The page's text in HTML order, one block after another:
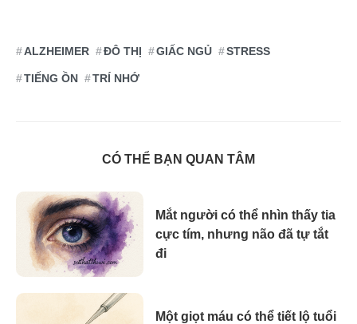
ALZHEIMER ĐÔ THỊ GIẤC NGỦ STRESS
TIẾNG ỒN TRÍ NHỚ
CÓ THỂ BẠN QUAN TÂM
Mắt người có thể nhìn thấy tia
cực tím, nhưng não đã tự tắt
đi
Một giọt máu có thể tiết lộ tuổi